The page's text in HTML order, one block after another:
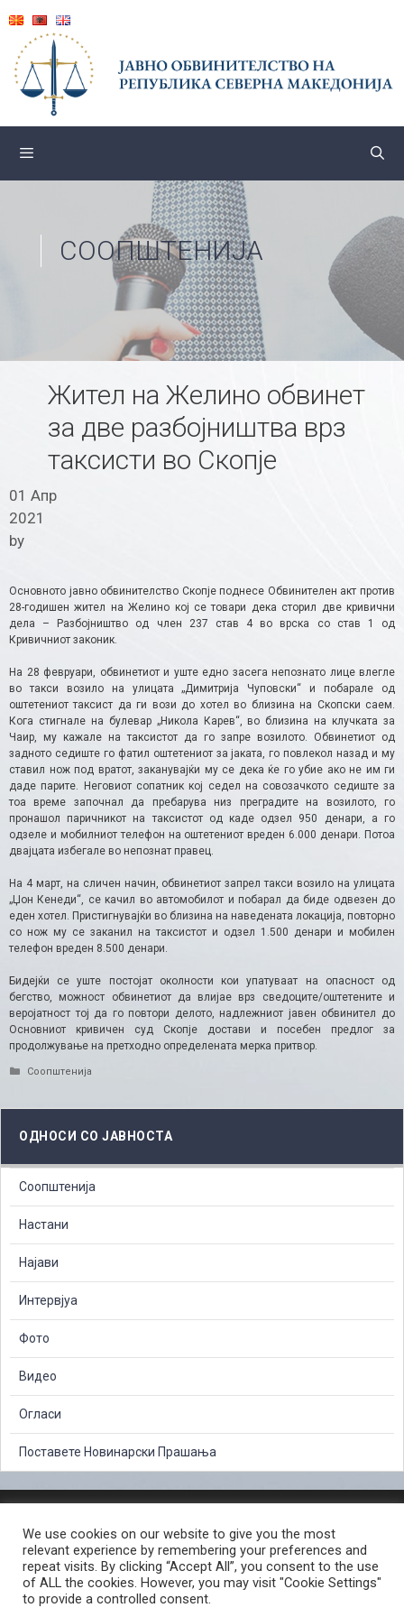
content
СООПШТЕНИЈА
Жител на Желино обвинет
за две разбојништва врз
таксисти во Скопје
01 Апр
2021
by
Основното јавно обвинителство Скопје поднесе Обвинителен акт против
28-годишен жител на Желино кој се товари дека сторил две кривични
дела – Разбојништво од член 237 став 4 во врска со став 1 од
Кривичниот законик.
На 28 февруари, обвинетиот и уште едно засега непознато лице влегле
во такси возило на улицата „Димитрија Чуповски“ и побарале од
оштетениот таксист да ги вози до хотел во близина на Скопски саем.
Кога стигнале на булевар „Никола Карев“, во близина на клучката за
Чаир, му кажале на таксистот да го запре возилото. Обвинетиот од
задното седиште го фатил оштетениот за јаката, го повлекол назад и му
ставил нож под вратот, заканувајќи му се дека ќе го убие ако не им ги
даде парите. Неговиот сопатник кој седел на совозачкото седиште за
тоа време започнал да пребарува низ преградите на возилото, го
пронашол паричникот на таксистот од каде одзел 950 денари, а го
одзеле и мобилниот телефон на оштетениот вреден 6.000 денари. Потоа
двајцата избегале во непознат правец.
На 4 март, на сличен начин, обвинетиот запрел такси возило на улицата
„Џон Кенеди“, се качил во автомобилот и побарал да биде одвезен до
еден хотел. Пристигнувајќи во близина на наведената локација, повторно
со нож му се заканил на таксистот и одзел 1.500 денари и мобилен
телефон вреден 8.500 денари.
Бидејќи се уште постојат околности кои упатуваат на опасност од
бегство, можност обвинетиот да влијае врз сведоците/оштетените и
веројатност тој да го повтори делото, надлежниот јавен обвинител до
Основниот кривичен суд Скопје достави и посебен предлог за
продолжување на претходно определената мерка притвор.​
Categories
Соопштенија
ОДНОСИ СО ЈАВНОСТА
Соопштенија
Настани
Најави
Интервјуа
Фото
Видео
Огласи
Поставете Новинарски Прашања
СЛОБОДЕН ПРИСТАП ДО ИНФОРМАЦИИ ОД ЈАВЕН КАРАКТЕР
ПОСТАПКА ЗА ПРИЈАВА НА КРИВИЧНО ДЕЛО
КОРИСНИ ЛИНКОВИ
ПОЛИТИКА ЗА ПРИВАТНОСТ ВЕБ СТРАНИЦА
We use cookies on our website to give you the most
relevant experience by remembering your preferences and
repeat visits. By clicking “Accept All”, you consent to the use
of ALL the cookies. However, you may visit "Cookie Settings"
to provide a controlled consent.